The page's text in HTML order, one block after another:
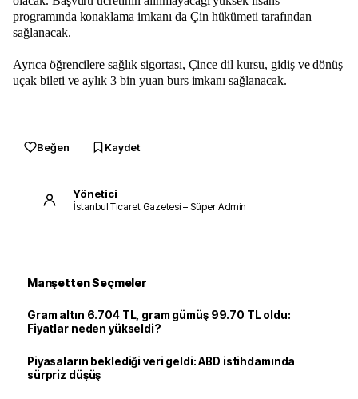
programında konaklama imkanı da Çin hükümeti tarafından
sağlanacak.
Ayrıca öğrencilere sağlık sigortası, Çince dil kursu, gidiş ve dönüş
uçak bileti ve aylık 3 bin yuan burs imkanı sağlanacak.
Beğen Kaydet
Yönetici
İstanbul Ticaret Gazetesi – Süper Admin
Manşetten Seçmeler
Gram altın 6.704 TL, gram gümüş 99.70 TL oldu:
Fiyatlar neden yükseldi?
Piyasaların beklediği veri geldi: ABD istihdamında
sürpriz düşüş